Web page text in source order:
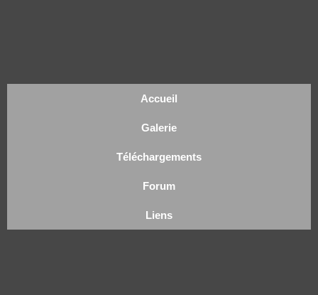
Accueil
Galerie
Téléchargements
Forum
Liens